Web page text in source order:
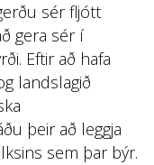
sér fljótt
gera sér í
Eftir að hafa
landslagið
þeir að leggja
sem þar býr.